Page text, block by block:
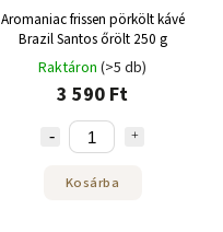
Aromaniac frissen pörkölt kávé
Brazil Santos őrölt 250 g
Raktáron (>5 db)
3 590 Ft
Kosárba